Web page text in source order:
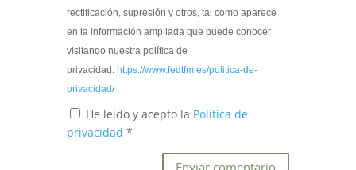
rectificación, supresión y otros, tal como aparece
en la información ampliada que puede conocer
visitando nuestra política de
privacidad. https://www.fedtfm.es/politica-de-
privacidad/
He leído y acepto la Política de
privacidad *